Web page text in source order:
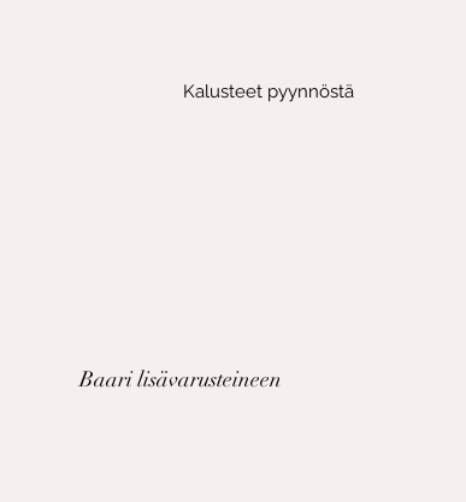
Kalusteet pyynnöstä
Baari lisävarusteineen